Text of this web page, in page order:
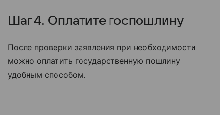
Шаг 4. Оплатите госпошлину
После проверки заявления при необходимости
можно оплатить государственную пошлину
удобным способом.